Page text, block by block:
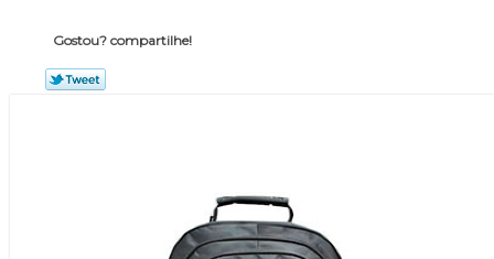
Gostou? compartilhe!